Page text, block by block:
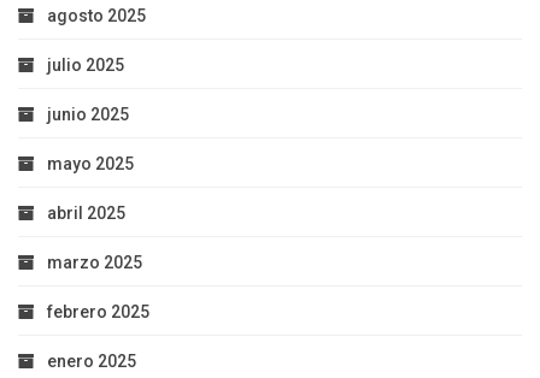
agosto 2025
julio 2025
junio 2025
mayo 2025
abril 2025
marzo 2025
febrero 2025
enero 2025